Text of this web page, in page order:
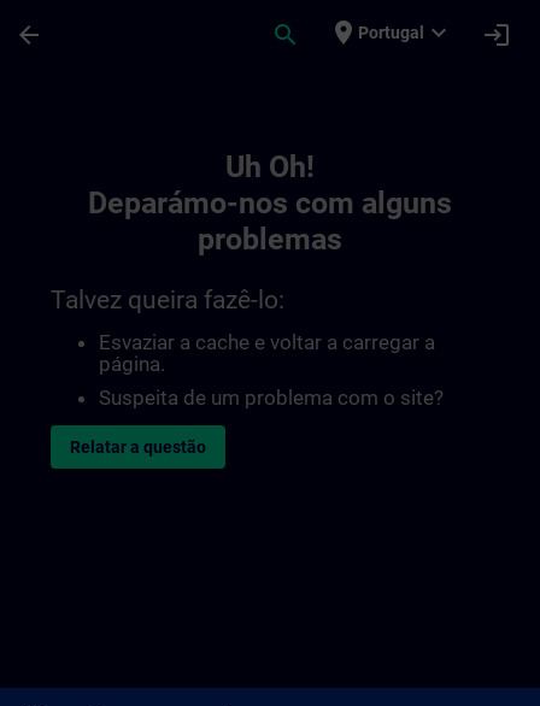
arrow_back search place Portugal expand_more login
Uh Oh!
Deparámo-nos com alguns
problemas
Talvez queira fazê-lo:
Esvaziar a cache e voltar a carregar a
página.
Suspeita de um problema com o site?
Relatar a questão